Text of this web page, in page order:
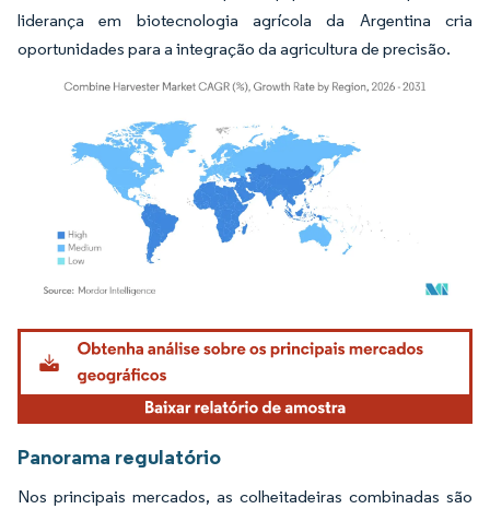
liderança em biotecnologia agrícola da Argentina cria
oportunidades para a integração da agricultura de precisão.
Imagem © Mordor Intelligence. O reuso requer atribuição conforme CC BY 4.0.
Panorama regulatório
Nos principais mercados, as colheitadeiras combinadas são